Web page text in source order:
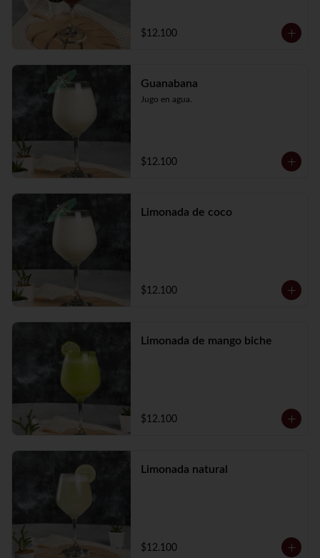
$12.100
Guanabana
Jugo en agua.
$12.100
Limonada de coco
$12.100
Limonada de mango biche
$12.100
Limonada natural
$12.100